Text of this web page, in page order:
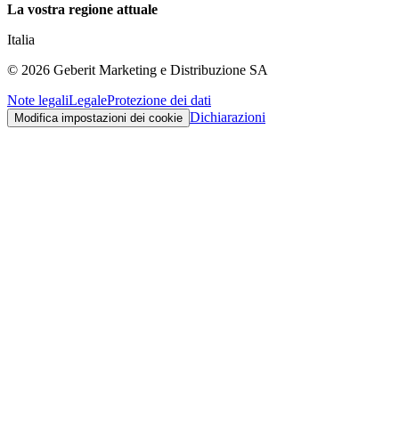
La vostra regione attuale
Italia
© 2026 Geberit Marketing e Distribuzione SA
Note legaliLegaleProtezione dei dati
Modifica impostazioni dei cookie Dichiarazioni